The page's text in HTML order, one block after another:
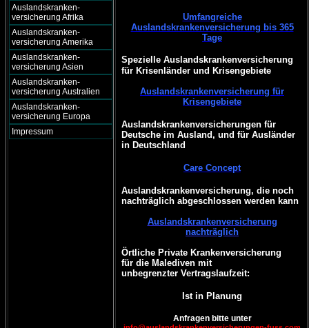
Auslandskranken-
versicherung Afrika
Auslandskranken-
versicherung Amerika
Auslandskranken-
versicherung Asien
Auslandskranken-
versicherung Australien
Auslandskranken-
versicherung Europa
Impressum
Umfangreiche
Auslandskrankenversicherung bis 365
Tage
Spezielle Auslandskrankenversicherung
für Krisenländer und Krisengebiete
Auslandskrankenversicherung für
Krisengebiete
Auslandskrankenversicherungen für
Deutsche im Ausland, und für Ausländer
in Deutschland
Care Concept
Auslandskrankenversicherung, die noch
nachträglich abgeschlossen werden kann
Auslandskrankenversicherung
nachträglich
Örtliche Private Krankenversicherung
für die Malediven mit
unbegrenzter Vertragslaufzeit:
Ist in Planung
Anfragen bitte unter